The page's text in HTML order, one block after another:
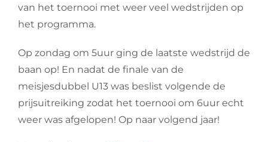
van het toernooi met weer veel wedstrijden op
het programma.
Op zondag om 5uur ging de laatste wedstrijd de
baan op! En nadat de finale van de
meisjesdubbel U13 was beslist volgende de
prijsuitreiking zodat het toernooi om 6uur echt
weer was afgelopen! Op naar volgend jaar!